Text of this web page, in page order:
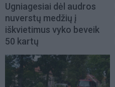
Ugniagesiai dėl audros
nuverstų medžių į
iškvietimus vyko beveik
50 kartų